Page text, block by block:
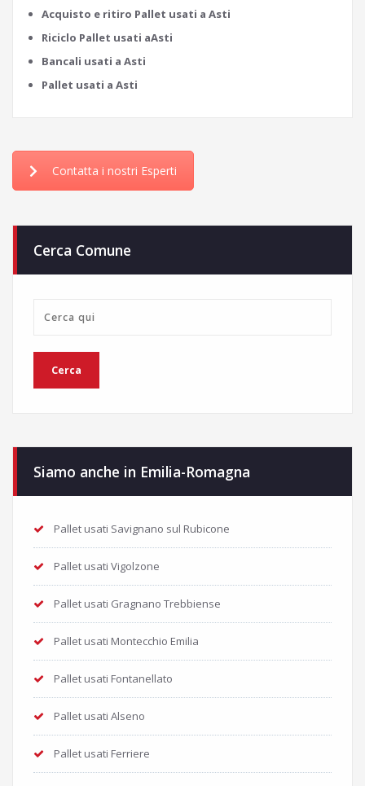
Acquisto e ritiro Pallet usati a Asti
Riciclo Pallet usati aAsti
Bancali usati a Asti
Pallet usati a Asti
Contatta i nostri Esperti
Cerca Comune
Siamo anche in Emilia-Romagna
Pallet usati Savignano sul Rubicone
Pallet usati Vigolzone
Pallet usati Gragnano Trebbiense
Pallet usati Montecchio Emilia
Pallet usati Fontanellato
Pallet usati Alseno
Pallet usati Ferriere